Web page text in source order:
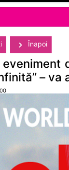
Înapoi
–